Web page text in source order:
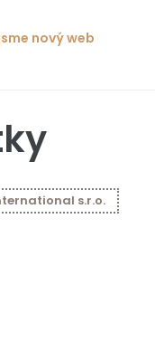
nový web
s.r.o.